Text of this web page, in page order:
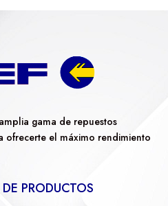
gama de repuestos
ofrecerte el máximo rendimiento
PRODUCTOS